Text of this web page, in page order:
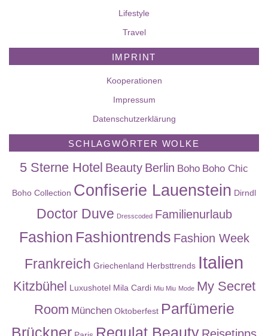
Lifestyle
Travel
IMPRINT
Kooperationen
Impressum
Datenschutzerklärung
SCHLAGWÖRTER WOLKE
5 Sterne Hotel Beauty Berlin Boho Boho Chic
Boho Collection Confiserie Lauenstein Dirndl
Doctor Duve Dresscoded Familienurlaub
Fashion Fashiontrends Fashion Week
Frankreich Griechenland Herbsttrends Italien
Kitzbühel Luxushotel Mila Cardi Miu Miu Mode My Secret
Room München Oktoberfest Parfümerie
Brückner
Regulat Beauty